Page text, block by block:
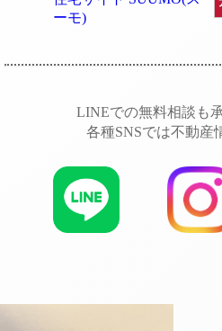
LINEでの無料相談も
各種SNSでは不動産